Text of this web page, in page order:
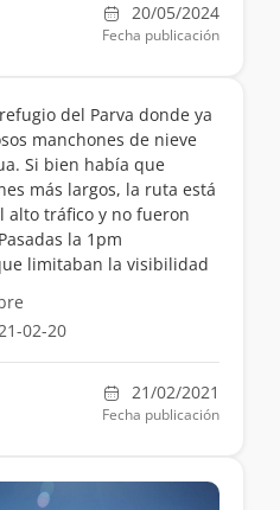
20/05/2024
Fecha publicación
del Parva donde ya
manchones de nieve
Si bien había que
más largos, la ruta está
alto tráfico y no fueron
la 1pm
limitaban la visibilidad
02-20
21/02/2021
Fecha publicación